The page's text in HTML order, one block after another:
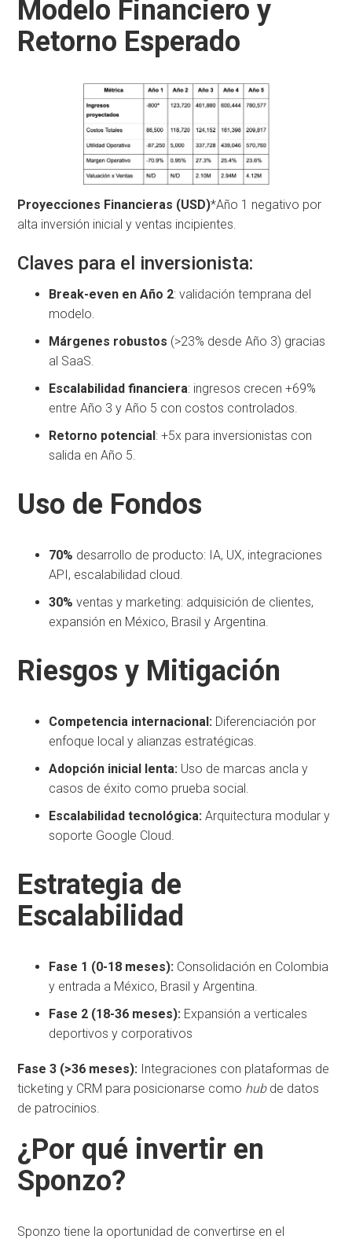
Modelo Financiero y
Retorno Esperado
Proyecciones Financieras (USD)*Año 1 negativo por
alta inversión inicial y ventas incipientes.
Claves para el inversionista:
Break-even en Año 2: validación temprana del
modelo.
Márgenes robustos (>23% desde Año 3) gracias
al SaaS.
Escalabilidad financiera: ingresos crecen +69%
entre Año 3 y Año 5 con costos controlados.
Retorno potencial: +5x para inversionistas con
salida en Año 5.
Uso de Fondos
70% desarrollo de producto: IA, UX, integraciones
API, escalabilidad cloud.
30% ventas y marketing: adquisición de clientes,
expansión en México, Brasil y Argentina.
Riesgos y Mitigación
Competencia internacional: Diferenciación por
enfoque local y alianzas estratégicas.
Adopción inicial lenta: Uso de marcas ancla y
casos de éxito como prueba social.
Escalabilidad tecnológica: Arquitectura modular y
soporte Google Cloud.
Estrategia de
Escalabilidad
Fase 1 (0-18 meses): Consolidación en Colombia
y entrada a México, Brasil y Argentina.
Fase 2 (18-36 meses): Expansión a verticales
deportivos y corporativos
Fase 3 (>36 meses): Integraciones con plataformas de
ticketing y CRM para posicionarse como hubde datos
de patrocinios.
¿Por qué invertir en
Sponzo?
Sponzo tiene la oportunidad de convertirse en el